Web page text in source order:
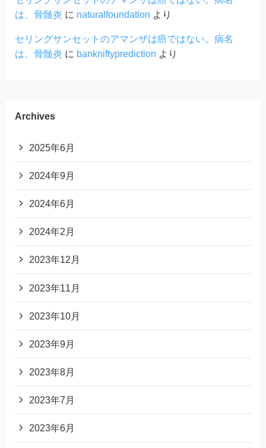
は、骨髄炎 に naturalfoundation より
セリングサンセットのアマンザは癌ではない。病名
は、骨髄炎 に bankniftyprediction より
Archives
2025年6月
2024年9月
2024年6月
2024年2月
2023年12月
2023年11月
2023年10月
2023年9月
2023年8月
2023年7月
2023年6月